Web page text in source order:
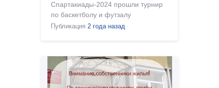
Спартакиады-2024 прошли турнир
по баскетболу и футзалу
Публикация 2 года назад